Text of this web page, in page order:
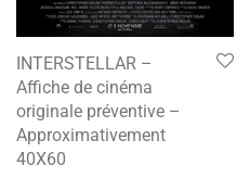
INTERSTELLAR –
Affiche de cinéma
originale préventive –
Approximativement
40X60